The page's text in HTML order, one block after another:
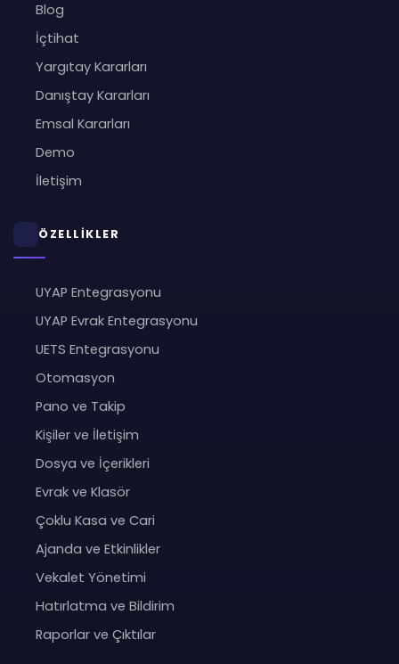
Blog
İçtihat
Yargıtay Kararları
Danıştay Kararları
Emsal Kararları
Demo
İletişim
ÖZELLİKLER
UYAP Entegrasyonu
UYAP Evrak Entegrasyonu
UETS Entegrasyonu
Otomasyon
Pano ve Takip
Kişiler ve İletişim
Dosya ve İçerikleri
Evrak ve Klasör
Çoklu Kasa ve Cari
Ajanda ve Etkinlikler
Vekalet Yönetimi
Hatırlatma ve Bildirim
Raporlar ve Çıktılar